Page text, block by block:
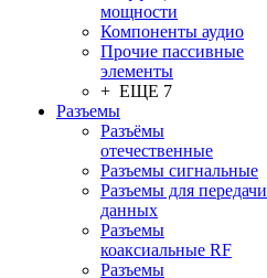
мощности
Компоненты аудио
Прочие пассивные
элементы
+ ЕЩЕ 7
Разъeмы
Разъёмы
отечественные
Разъeмы сигнальные
Разъeмы для передачи
данных
Разъeмы
коаксиальные RF
Разъeмы